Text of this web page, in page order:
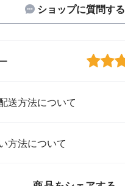
ショップに質問する
送方法について
方法について